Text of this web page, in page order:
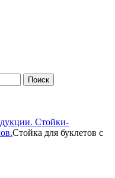
Поиск
Стойки-
Стойка для буклетов c